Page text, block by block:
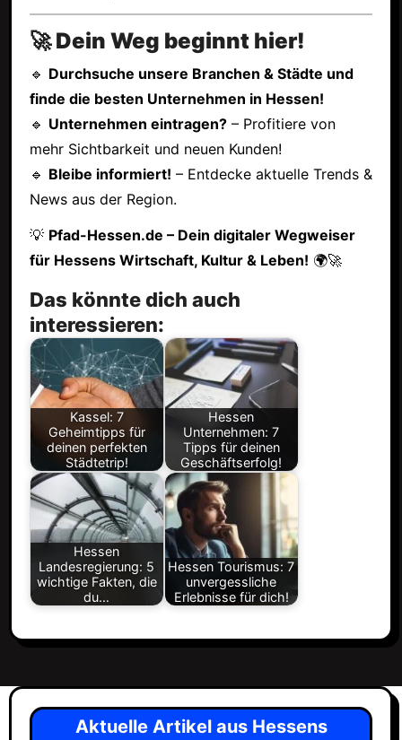
🚀 Dein Weg beginnt hier!
🔹 Durchsuche unsere Branchen & Städte und
finde die besten Unternehmen in Hessen!
🔹 Unternehmen eintragen?– Profitiere von
mehr Sichtbarkeit und neuen Kunden!
🔹 Bleibe informiert! – Entdecke aktuelle Trends &
News aus der Region.
💡 Pfad-Hessen.de – Dein digitaler Wegweiser
für Hessens Wirtschaft, Kultur & Leben! 🌍🚀
Das könnte dich auch
interessieren:
Kassel: 7
Geheimtipps für
deinen perfekten
Städtetrip!
Hessen
Unternehmen: 7
Tipps für deinen
Geschäftserfolg!
Hessen
Landesregierung: 5
wichtige Fakten, die
du…
Hessen Tourismus: 7
unvergessliche
Erlebnisse für dich!
Aktuelle Artikel aus Hessens